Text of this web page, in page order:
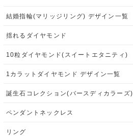
結婚指輪(マリッジリング) デザイン一覧
揺れるダイヤモンド
10粒ダイヤモンド(スイートエタニティ)
1カラットダイヤモンド デザイン一覧
誕生石コレクション(バースディカラーズ)
ペンダントネックレス
リング